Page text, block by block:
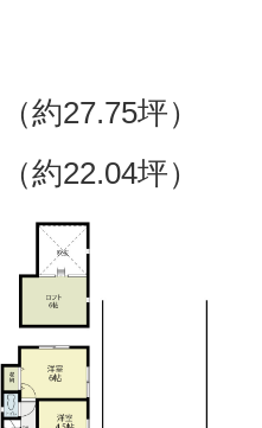
約27.75坪）
約22.04坪）